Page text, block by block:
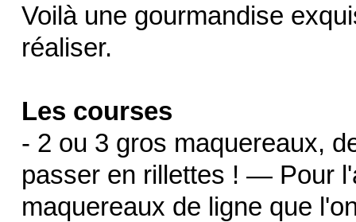
Voilà une gourmandise
réaliser.
Les courses
- 2 ou 3 gros maquereaux,
passer en rillettes ! — Pour
maquereaux de ligne que